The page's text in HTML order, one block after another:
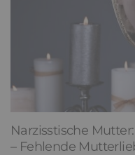
Narzisstische
– Fehlende